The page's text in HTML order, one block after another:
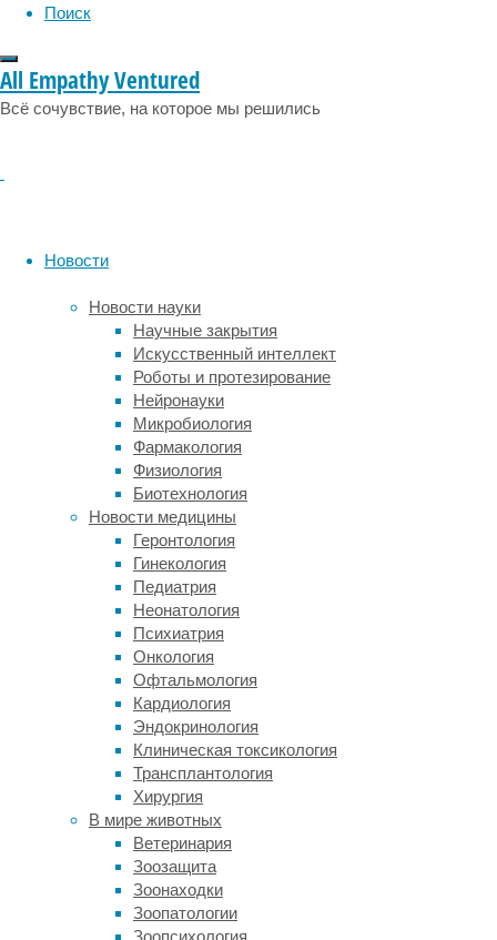
Поиск
All Empathy Ventured
Всё сочувствие, на которое мы решились
Новости
Новости науки
Научные закрытия
Искусственный интеллект
Роботы и протезирование
Нейронауки
Микробиология
Фармакология
Физиология
Биотехнология
Новости медицины
Геронтология
Гинекология
Педиатрия
Неонатология
Психиатрия
Онкология
Офтальмология
Кардиология
Эндокринология
Клиническая токсикология
Трансплантология
Хирургия
В мире животных
Ветеринария
Зоозащита
Зоонаходки
Зоопатологии
Зоопсихология
—
цефотаксиму
—
куриц
свободном
выгуле
детей
из
семей,
которых
имеются
куры
хозяйстве.
недавнего
времени
изучаемом
районе
бактерий,
устойчивых
действию
цефотаксима,
было
мало
этот